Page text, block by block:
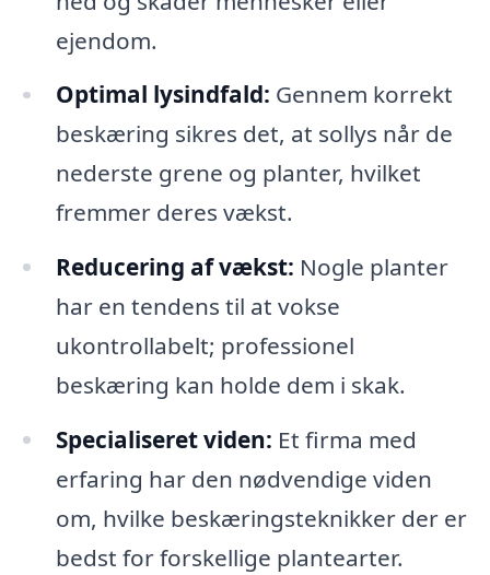
ejendom.
Optimal lysindfald: Gennem korrekt
beskæring sikres det, at sollys når de
nederste grene og planter, hvilket
fremmer deres vækst.
Reducering af vækst: Nogle planter
har en tendens til at vokse
ukontrollabelt; professionel
beskæring kan holde dem i skak.
Specialiseret viden: Et firma med
erfaring har den nødvendige viden
om, hvilke beskæringsteknikker der er
bedst for forskellige plantearter.